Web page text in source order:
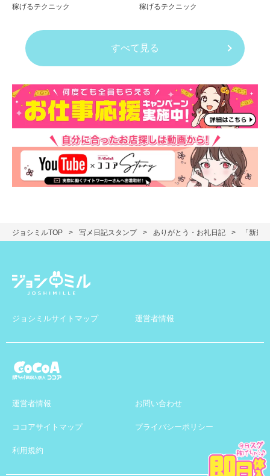
稼げるテクニック
くない例も紹介
稼げるテクニック
すべて見る
ジョシミルTOP 写メ日記スタンプ ありがとう・お礼日記 「新規
ジョシミルサイトマップ 運営者情報
運営者情報 お問い合わせ
ココアサイトマップ プライバシーポリシー
利用規約